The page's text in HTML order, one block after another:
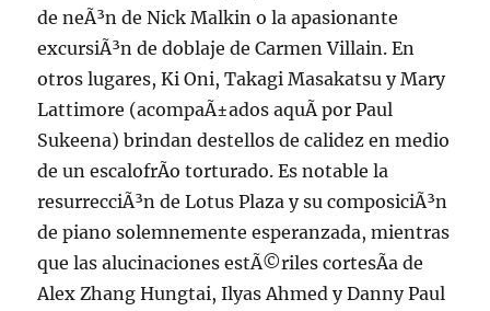
de neÃ³n de Nick Malkin o la apasionante
excursiÃ³n de doblaje de Carmen Villain. En
otros lugares, Ki Oni, Takagi Masakatsu y Mary
Lattimore (acompaÃ±ados aquÃ­ por Paul
Sukeena) brindan destellos de calidez en medio
de un escalofrÃ­o torturado. Es notable la
resurrecciÃ³n de Lotus Plaza y su composiciÃ³n
de piano solemnemente esperanzada, mientras
que las alucinaciones estÃ©riles cortesÃ­a de
Alex Zhang Hungtai, Ilyas Ahmed y Danny Paul